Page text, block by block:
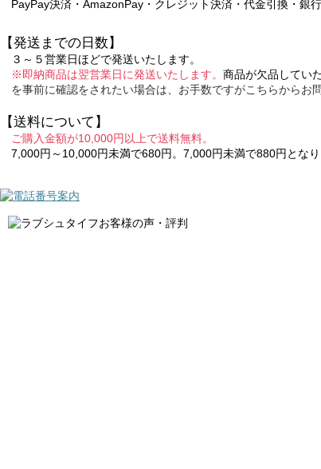
PayPay決済・AmazonPay・クレジット決済・代金引換・銀
【発送までの日数】
３～５営業日ほどで発送いたします。
※即納商品は翌営業日に発送いたします。 商品が欠品してい
を事前に確認をされたい場合は、お手数ですがこちらからお
【送料について】
ご購入金額が10,000円以上で送料無料。
7,000円～10,000円未満で680円。7,000円未満で880円となり